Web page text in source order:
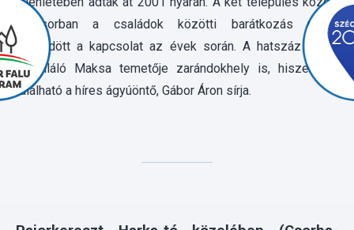
található a híres ágyúöntő, Gábor Áron sírja.